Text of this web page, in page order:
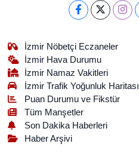
İzmir Nöbetçi Eczaneler
İzmir Hava Durumu
İzmir Namaz Vakitleri
İzmir Trafik Yoğunluk Haritası
Puan Durumu ve Fikstür
Tüm Manşetler
Son Dakika Haberleri
Haber Arşivi